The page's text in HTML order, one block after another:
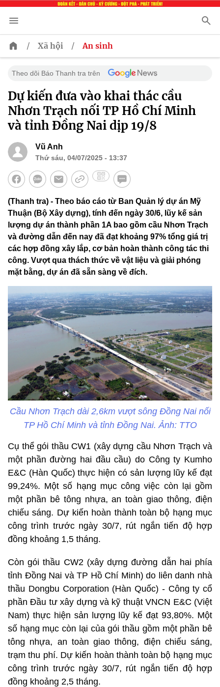
/ Xã hội / An sinh
Theo dõi Báo Thanh tra trên
Dự kiến đưa vào khai thác cầu
Nhơn Trạch nối TP Hồ Chí Minh
và tỉnh Đồng Nai dịp 19/8
Vũ Anh
Thứ sáu, 04/07/2025 - 13:37
(Thanh tra) - Theo báo cáo từ Ban Quản lý dự án Mỹ
Thuận (Bộ Xây dựng), tính đến ngày 30/6, lũy kế sản
lượng dự án thành phần 1A bao gồm cầu Nhơn Trạch
và đường dẫn đến nay đã đạt khoảng 97% tổng giá trị
các hợp đồng xây lắp, cơ bản hoàn thành công tác thi
công. Vượt qua thách thức về vật liệu và giải phóng
mặt bằng, dự án đã sẵn sàng về đích.
Cầu Nhơn Trạch dài 2,6km vượt sông Đồng Nai nối
TP Hồ Chí Minh và tỉnh Đồng Nai. Ảnh: TTO
Cụ thể gói thầu CW1 (xây dựng cầu Nhơn Trạch và
một phần đường hai đầu cầu) do Công ty Kumho
E&C (Hàn Quốc) thực hiện có sản lượng lũy kế đạt
99,24%. Một số hạng mục công việc còn lại gồm
một phần bê tông nhựa, an toàn giao thông, điện
chiếu sáng. Dự kiến hoàn thành toàn bộ hạng mục
công trình trước ngày 30/7, rút ngắn tiến độ hợp
đồng khoảng 1,5 tháng.
Còn gói thầu CW2 (xây dựng đường dẫn hai phía
tỉnh Đồng Nai và TP Hồ Chí Minh) do liên danh nhà
thầu Dongbu Corporation (Hàn Quốc) - Công ty cổ
phần Đầu tư xây dựng và kỹ thuật VNCN E&C (Việt
Nam) thực hiện sản lượng lũy kế đạt 93,80%. Một
số hạng mục còn lại của gói thầu gồm một phần bê
tông nhựa, an toàn giao thông, điện chiếu sáng,
trạm thu phí. Dự kiến hoàn thành toàn bộ hạng mục
công trình trước ngày 30/7, rút ngắn tiến độ hợp
đồng khoảng 2,5 tháng.